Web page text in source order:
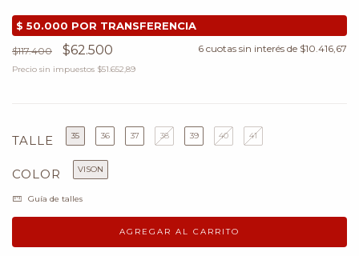
$117.400 $62.500 6 cuotas sin interés de $10.416,67
Precio sin impuestos $51.652,89
TALLE 35 36 37 38 39 40 41
COLOR VISON
Guía de talles